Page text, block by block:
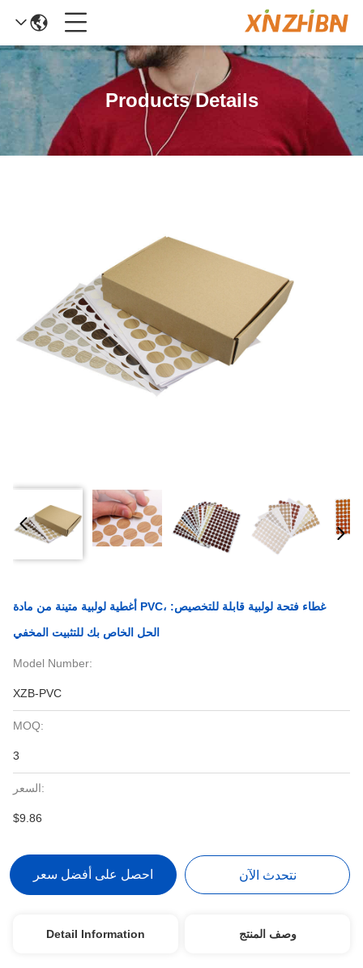
Products Details
أغطية لولبية متينة من مادة PVC، غطاء فتحة لولبية قابلة للتخصيص:
الحل الخاص بك للتثبيت المخفي
Model Number:
XZB-PVC
MOQ:
3
السعر:
$9.86
احصل على أفضل سعر نتحدث الآن
Detail Information وصف المنتج